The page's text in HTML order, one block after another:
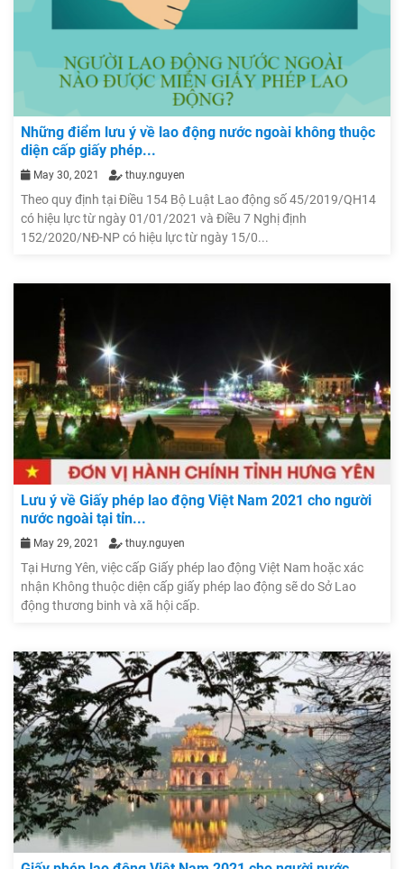
Những điểm lưu ý về lao động nước ngoài không thuộc
diện cấp giấy phép...
May 30, 2021 thuy.nguyen
Theo quy định tại Điều 154 Bộ Luật Lao động số 45/2019/QH14
có hiệu lực từ ngày 01/01/2021 và Điều 7 Nghị định
152/2020/NĐ-NP có hiệu lực từ ngày 15/0...
Lưu ý về Giấy phép lao động Việt Nam 2021 cho người
nước ngoài tại tỉn...
May 29, 2021 thuy.nguyen
Tại Hưng Yên, việc cấp Giấy phép lao động Việt Nam hoặc xác
nhận Không thuộc diện cấp giấy phép lao động sẽ do Sở Lao
động thương binh và xã hội cấp.